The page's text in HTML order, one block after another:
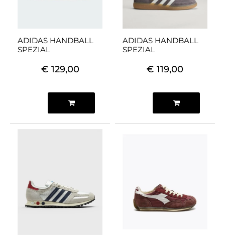
ADIDAS HANDBALL
SPEZIAL
€ 129,00
ADIDAS HANDBALL
SPEZIAL
€ 119,00